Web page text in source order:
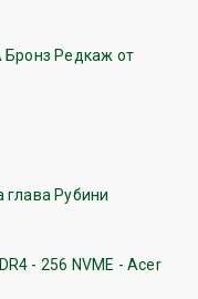
Рубини
Перфектен - Intel i5 - 8GB DDR4 - 256 NVME - Acer